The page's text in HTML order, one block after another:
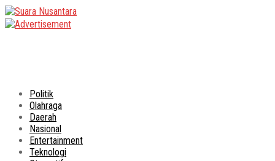
Politik
Olahraga
Daerah
Nasional
Entertainment
Teknologi